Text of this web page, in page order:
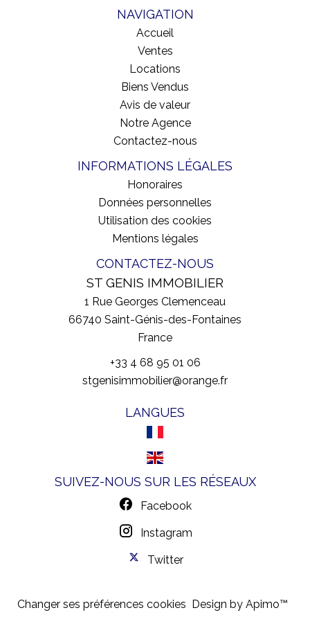
NAVIGATION
Accueil
Ventes
Locations
Biens Vendus
Avis de valeur
Notre Agence
Contactez-nous
INFORMATIONS LÉGALES
Honoraires
Données personnelles
Utilisation des cookies
Mentions légales
CONTACTEZ-NOUS
ST GENIS IMMOBILIER
1 Rue Georges Clemenceau
66740 Saint-Génis-des-Fontaines
France
+33 4 68 95 01 06
stgenisimmobilier@orange.fr
LANGUES
SUIVEZ-NOUS SUR LES RÉSEAUX
Facebook
Instagram
Twitter
Changer ses préférences cookies Design by Apimo™